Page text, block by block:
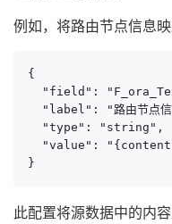
例如，将路由节点信息映
{
"field":
"label": "路由节点信
  "type": "string",
"value":
}
此配置将源数据中的内